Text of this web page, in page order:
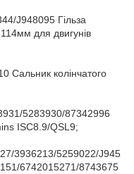
J948095 Гільза
для двигунів
Сальник колінчатого
5283930/87342996
ISC8.9/QSL9;
3936213/5259022/J945
6742015271/8743675